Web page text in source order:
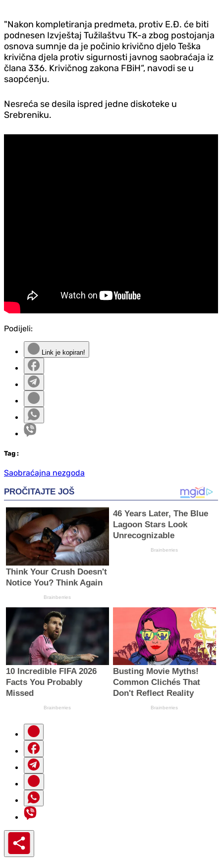
"Nakon kompletiranja predmeta, protiv E.Đ. će biti
podnesen Izvještaj Tužilaštvu TK-a zbog postojanja
osnova sumnje da je počinio krivično djelo Teška
krivična djela protiv sigurnosti javnog saobraćaja iz
člana 336. Krivičnog zakona FBiH“, navodi se u
saopćenju.
Nesreća se desila ispred jedne diskoteke u
Srebreniku.
Podijeli:
Link je kopiran!
Tag :
Saobraćajna nezgoda